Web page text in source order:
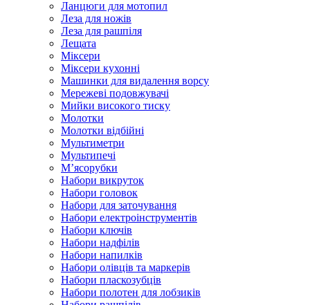
Ланцюги для мотопил
Леза для ножів
Леза для рашпіля
Лещата
Міксери
Міксери кухонні
Машинки для видалення ворсу
Мережеві подовжувачі
Мийки високого тиску
Молотки
Молотки відбійні
Мультиметри
Мультипечі
М’ясорубки
Набори викруток
Набори головок
Набори для заточування
Набори електроінструментів
Набори ключів
Набори надфілів
Набори напилків
Набори олівців та маркерів
Набори пласкозубців
Набори полотен для лобзиків